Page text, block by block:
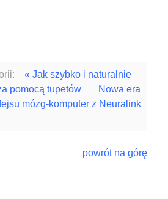
« Jak szybko i naturalnie
pomocą tupetów
Nowa era
mózg-komputer z Neuralink
powrót na górę